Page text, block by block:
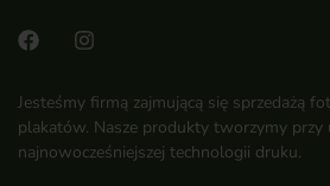
Jesteśmy firmą zajmującą się sprzedażą
plakatów. Nasze produkty tworzymy przy
najnowocześniejszej technologii druku.